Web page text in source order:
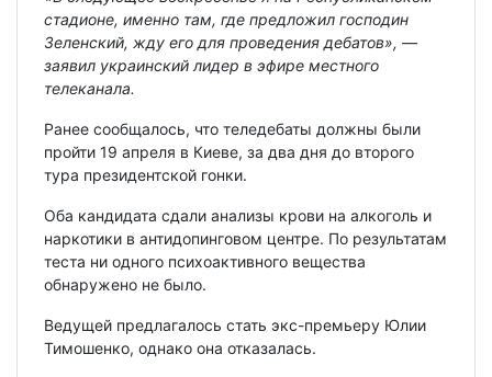
стадионе, именно там, где предложил господин
Зеленский, жду его для проведения дебатов», —
заявил украинский лидер в эфире местного
телеканала.
Ранее сообщалось, что теледебаты должны были
пройти 19 апреля в Киеве, за два дня до второго
тура президентской гонки.
Оба кандидата сдали анализы крови на алкоголь и
наркотики в антидопинговом центре. По результатам
теста ни одного психоактивного вещества
обнаружено не было.
Ведущей предлагалось стать экс-премьеру Юлии
Тимошенко, однако она отказалась.